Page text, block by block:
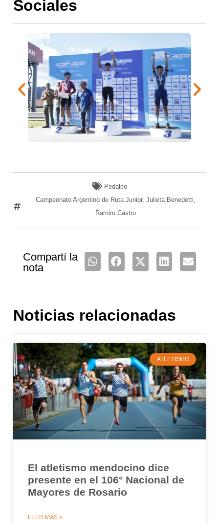
Sociales
Pedaleo
Campeonato Argentino de Ruta Junior, Julieta Benedetti
Ramiro Castro
Compartí la
nota
Noticias relacionadas
ATLETISMO
El atletismo mendocino dice
presente en el 106° Nacional de
Mayores de Rosario
LEER MÁS »